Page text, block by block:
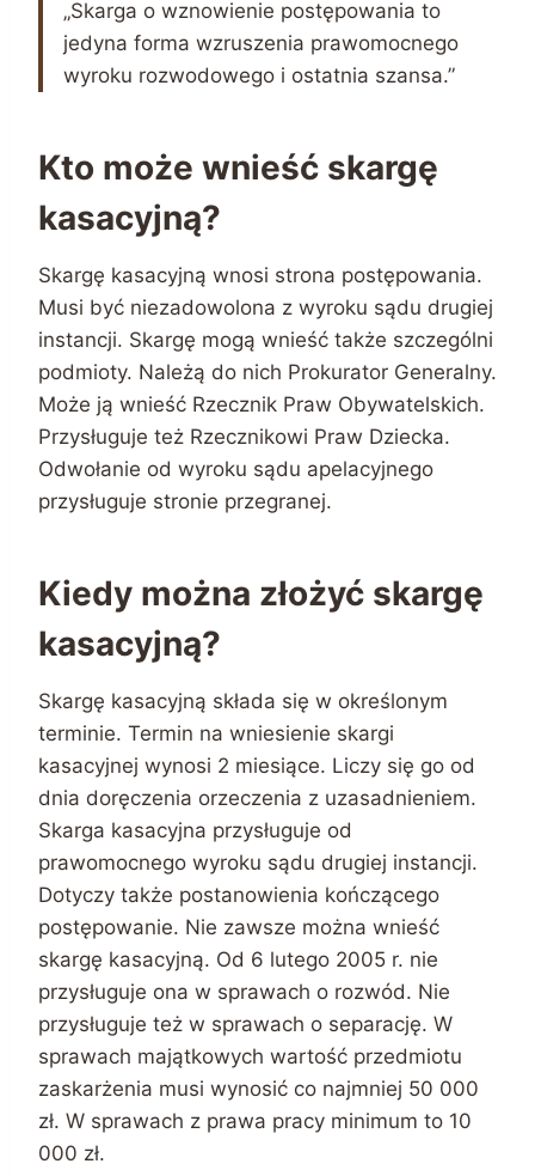
„Skarga o wznowienie postępowania to
jedyna forma wzruszenia prawomocnego
wyroku rozwodowego i ostatnia szansa.”
Kto może wnieść skargę
kasacyjną?
Skargę kasacyjną wnosi strona postępowania.
Musi być niezadowolona z wyroku sądu drugiej
instancji. Skargę mogą wnieść także szczególni
podmioty. Należą do nich Prokurator Generalny.
Może ją wnieść Rzecznik Praw Obywatelskich.
Przysługuje też Rzecznikowi Praw Dziecka.
Odwołanie od wyroku sądu apelacyjnego
przysługuje stronie przegranej.
Kiedy można złożyć skargę
kasacyjną?
Skargę kasacyjną składa się w określonym
terminie. Termin na wniesienie skargi
kasacyjnej wynosi 2 miesiące. Liczy się go od
dnia doręczenia orzeczenia z uzasadnieniem.
Skarga kasacyjna przysługuje od
prawomocnego wyroku sądu drugiej instancji.
Dotyczy także postanowienia kończącego
postępowanie. Nie zawsze można wnieść
skargę kasacyjną. Od 6 lutego 2005 r. nie
przysługuje ona w sprawach o rozwód. Nie
przysługuje też w sprawach o separację. W
sprawach majątkowych wartość przedmiotu
zaskarżenia musi wynosić co najmniej 50 000
zł. W sprawach z prawa pracy minimum to 10
000 zł.